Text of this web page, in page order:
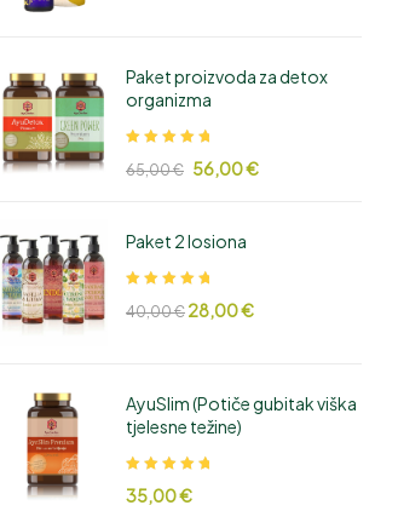
Paket proizvoda za detox
organizma
5.00od 5
65,00€ 56,00€
Paket 2 losiona
5.00od 5
40,00€28,00€
AyuSlim (Potiče gubitak viška
tjelesne težine)
5.00od 5
35,00€